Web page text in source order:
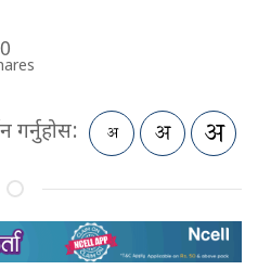
0
गर्नुहोस: